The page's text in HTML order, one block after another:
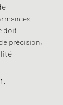
doit
précision,